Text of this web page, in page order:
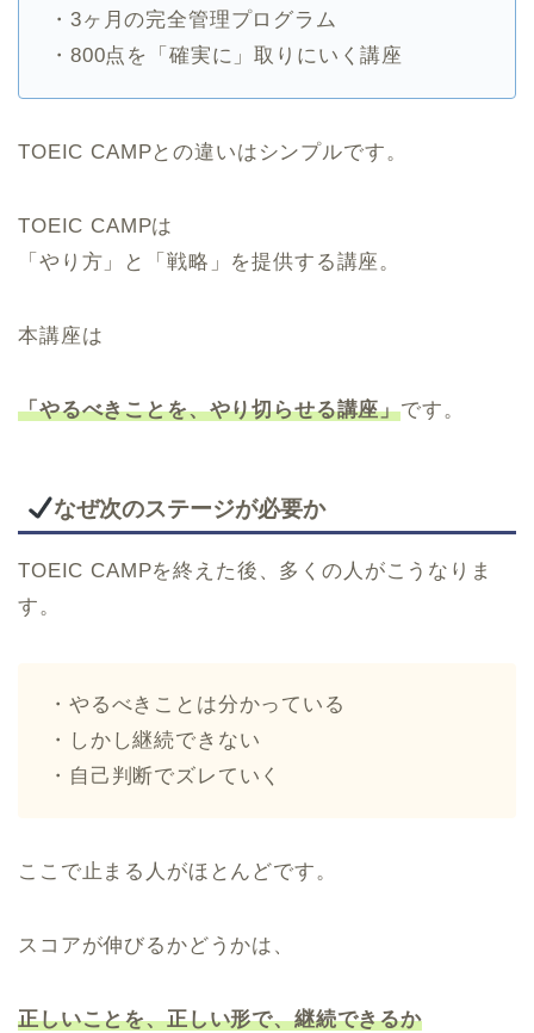
・3ヶ月の完全管理プログラム
・800点を「確実に」取りにいく講座
TOEIC CAMPとの違いはシンプルです。
TOEIC CAMPは
「やり方」と「戦略」を提供する講座。
本講座は
「やるべきことを、やり切らせる講座」です。
なぜ次のステージが必要か
TOEIC CAMPを終えた後、多くの人がこうなりま
す。
・やるべきことは分かっている
・しかし継続できない
・自己判断でズレていく
ここで止まる人がほとんどです。
スコアが伸びるかどうかは、
正しいことを、正しい形で、継続できるか